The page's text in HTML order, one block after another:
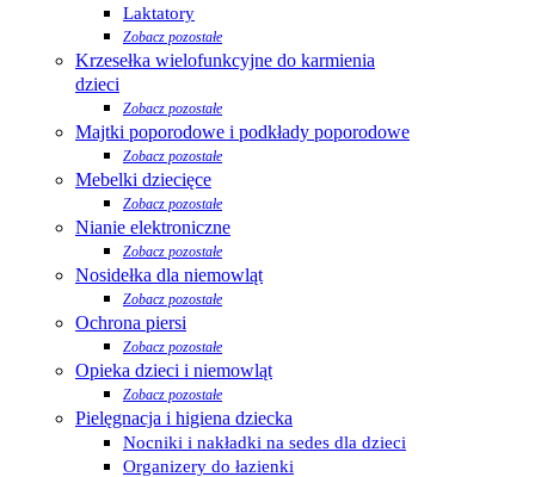
Laktatory
Zobacz pozostałe
Krzesełka wielofunkcyjne do karmienia
dzieci
Zobacz pozostałe
Majtki poporodowe i podkłady poporodowe
Zobacz pozostałe
Mebelki dziecięce
Zobacz pozostałe
Nianie elektroniczne
Zobacz pozostałe
Nosidełka dla niemowląt
Zobacz pozostałe
Ochrona piersi
Zobacz pozostałe
Opieka dzieci i niemowląt
Zobacz pozostałe
Pielęgnacja i higiena dziecka
Nocniki i nakładki na sedes dla dzieci
Organizery do łazienki